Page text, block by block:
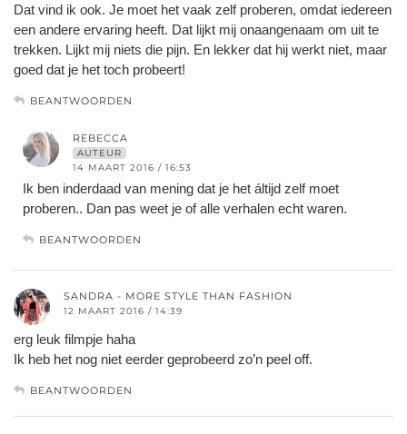
Dat vind ik ook. Je moet het vaak zelf proberen, omdat iedereen
een andere ervaring heeft. Dat lijkt mij onaangenaam om uit te
trekken. Lijkt mij niets die pijn. En lekker dat hij werkt niet, maar
goed dat je het toch probeert!
BEANTWOORDEN
REBECCA
AUTEUR
14 MAART 2016 / 16:53
Ik ben inderdaad van mening dat je het áltijd zelf moet
proberen.. Dan pas weet je of alle verhalen echt waren.
BEANTWOORDEN
SANDRA - MORE STYLE THAN FASHION
12 MAART 2016 / 14:39
erg leuk filmpje haha
Ik heb het nog niet eerder geprobeerd zo’n peel off.
BEANTWOORDEN